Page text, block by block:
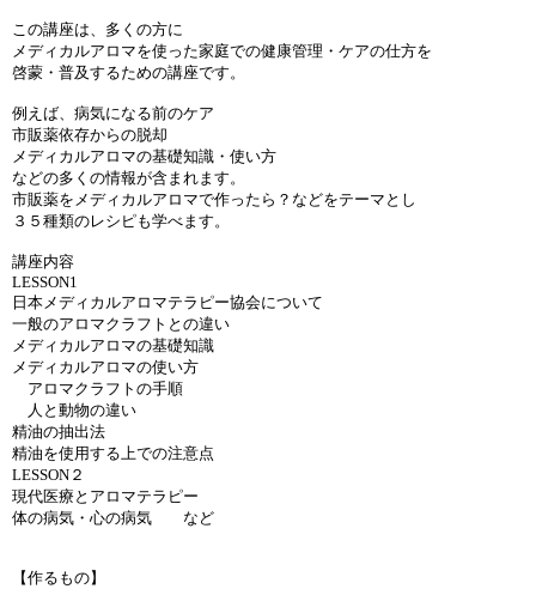
この講座は、多くの方に
メディカルアロマを使った家庭での健康管理・ケアの仕方を
啓蒙・普及するための講座です。
例えば、病気になる前のケア
市販薬依存からの脱却
メディカルアロマの基礎知識・使い方
などの多くの情報が含まれます。
市販薬をメディカルアロマで作ったら？などをテーマとし
３５種類のレシピも学べます。
講座内容
LESSON1
日本メディカルアロマテラピー協会について
一般のアロマクラフトとの違い
メディカルアロマの基礎知識
メディカルアロマの使い方
アロマクラフトの手順
人と動物の違い
精油の抽出法
精油を使用する上での注意点
LESSON２
現代医療とアロマテラピー
体の病気・心の病気 など
【作るもの】